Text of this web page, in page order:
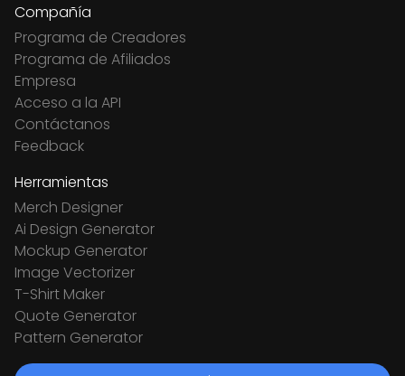
Compañía
Programa de Creadores
Programa de Afiliados
Empresa
Acceso a la API
Contáctanos
Feedback
Herramientas
Merch Designer
Ai Design Generator
Mockup Generator
Image Vectorizer
T-Shirt Maker
Quote Generator
Pattern Generator